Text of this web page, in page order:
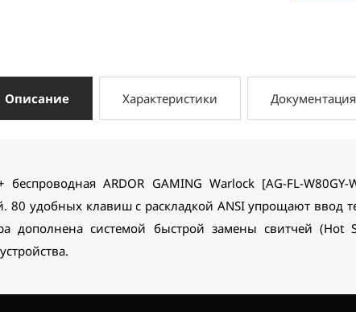
Описание Характеристики
ARDOR GAMING Warlock [AG-FL-W80GY-
80 удобных клавиш с раскладкой ANSI упрощают ввод
дополнена системой быстрой замены свитчей (Hot